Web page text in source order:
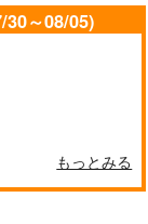
作品詳細
（税込）
30～08/05)
もっとみる